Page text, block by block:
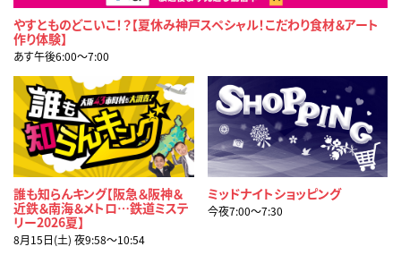
やすとものどこいこ！？【夏休み神戸スペシャル！こだわり食材＆アート
作り体験】
あす午後6:00〜7:00
誰も知らんキング【阪急＆阪神＆
近鉄＆南海＆メトロ…鉄道ミステ
リー2026夏】
8月15日(土) 夜9:58〜10:54
ミッドナイトショッピング
今夜7:00〜7:30